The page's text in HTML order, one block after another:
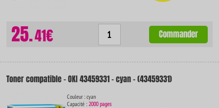
25.41€ Commander
Toner compatible - OKI 43459331 - cyan - (43459331)
Couleur : cyan
Capacité :2000 pages